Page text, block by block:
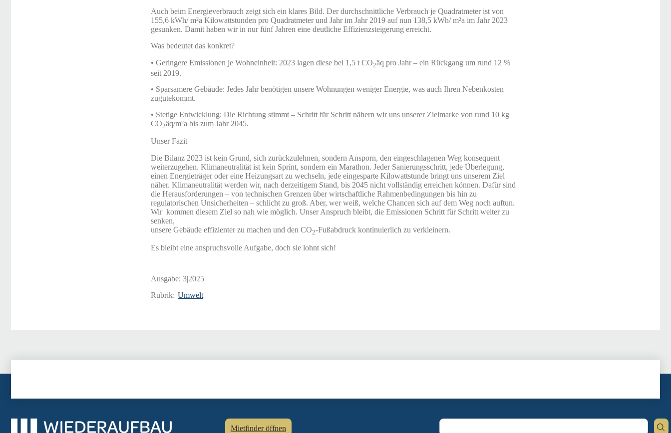
Auch beim Energieverbrauch zeigt sich ein klares Bild. Der durchschnittliche Verbrauch je Quadratmeter ist von
155,6 kWh/ m²a Kilowattstunden pro Quadratmeter und Jahr im Jahr 2019 auf nun 138,5 kWh/ m²a im Jahr 2023
gesunken. Damit haben wir in nur fünf Jahren eine deutliche Effizienzsteigerung erreicht.
Was bedeutet das konkret?
• Geringere Emissionen je Wohneinheit: 2023 lagen diese bei 1,5 t CO2äq pro Jahr – ein Rückgang um rund 12 %
seit 2019.
• Sparsamere Gebäude: Jedes Jahr benötigen unsere Wohnungen weniger Energie, was auch Ihren Nebenkosten
zugutekommt.
• Stetige Entwicklung: Die Richtung stimmt – Schritt für Schritt nähern wir uns unserer Zielmarke von rund 10 kg
CO2äq/m²a bis zum Jahr 2045.
Unser Fazit
Die Bilanz 2023 ist kein Grund, sich zurückzulehnen, sondern Ansporn, den eingeschlagenen Weg konsequent
weiterzugehen. Klimaneutralität ist kein Sprint, sondern ein Marathon. Jeder Sanierungsschritt, jede Überlegung,
einen Energieträger oder eine Heizungsart zu wechseln, jede eingesparte Kilowattstunde bringt uns unserem Ziel
näher. Klimaneutralität werden wir, nach derzeitigem Stand, bis 2045 nicht vollständig erreichen können. Dafür sind
die Herausforderungen – von technischen Grenzen über wirtschaftliche Rahmenbedingungen bis hin zu
regulatorischen Unsicherheiten – schlicht zu groß. Aber, wer weiß, welche Chancen sich auf dem Weg noch auftun.
Wir kommen diesem Ziel so nah wie möglich. Unser Anspruch bleibt, die Emissionen Schritt für Schritt weiter zu
senken,
unsere Gebäude effizienter zu machen und den CO2-Fußabdruck kontinuierlich zu verkleinern.
Es bleibt eine anspruchsvolle Aufgabe, doch sie lohnt sich!
Ausgabe: 3|2025
Rubrik: Umwelt
Mietfinder öffnen